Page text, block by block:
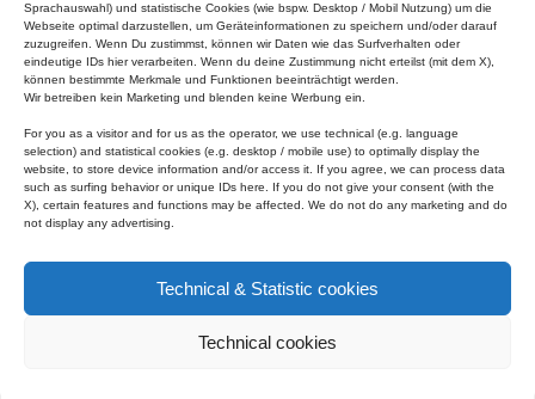
Sprachauswahl) und statistische Cookies (wie bspw. Desktop / Mobil Nutzung) um die
Webseite optimal darzustellen, um Geräteinformationen zu speichern und/oder darauf
zuzugreifen. Wenn Du zustimmst, können wir Daten wie das Surfverhalten oder
eindeutige IDs hier verarbeiten. Wenn du deine Zustimmung nicht erteilst (mit dem X),
können bestimmte Merkmale und Funktionen beeinträchtigt werden.
Wir betreiben kein Marketing und blenden keine Werbung ein.
For you as a visitor and for us as the operator, we use technical (e.g. language
selection) and statistical cookies (e.g. desktop / mobile use) to optimally display the
website, to store device information and/or access it.
If you agree, we can process data
such as surfing behavior or unique IDs here.
If you do not give your consent (with the
X), certain features and functions may be affected.
We do not do any marketing and do
not display any advertising.
Technical & Statistic cookies
Technical cookies
Siham Lachab,